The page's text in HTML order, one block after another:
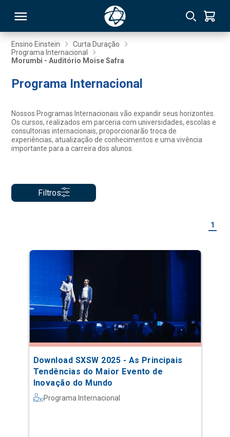
Ensino Einstein
Curta Duração
Programa Internacional
Morumbi - Auditório Moise Safra
Programa Internacional
Nossos Programas Internacionais vão expandir seus horizontes.
Os cursos, realizados em parceria com universidades, escolas e
consultorias internacionais, proporcionarão troca de
experiências, atualização de conhecimentos e uma vivência
importante para a carreira dos alunos.
Filtros
1
Download SXSW 2025 - As Principais
Tendências do Maior Evento de
Inovação do Mundo
Programa Internacional